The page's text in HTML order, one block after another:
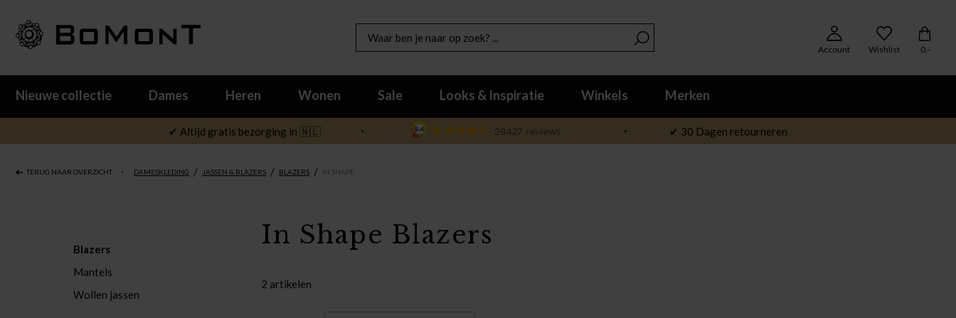
Account Wishlist 0,-
Nieuwe collectie Dames Heren Wonen Sale Looks & Inspiratie Winkels Merken
✔ Altijd gratis bezorging in 🇳🇱 ✔ 30 Dagen retourneren
TERUG NAAR OVERZICHT DAMESKLEDING / JASSEN & BLAZERS / BLAZERS / IN SHAPE
Blazers
Mantels
Wollen jassen
In Shape Blazers
2 artikelen